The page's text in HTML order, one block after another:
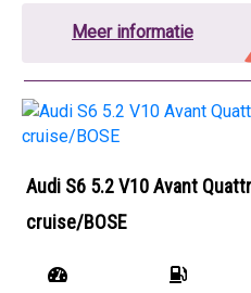
Meer informatie
Audi S6 5.2 V10 Avant
cruise/BOSE